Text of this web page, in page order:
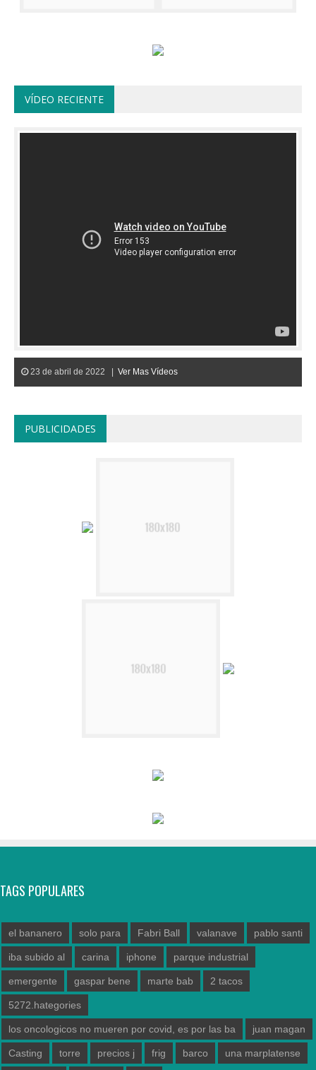
VÍDEO RECIENTE
23 de abril de 2022 | Ver Mas Vídeos
PUBLICIDADES
TAGS POPULARES
el bananero solo para Fabri Ball valanave pablo santi
iba subido al carina iphone parque industrial
emergente gaspar bene marte bab 2 tacos
5272.hategories
los oncologicos no mueren por covid, es por las ba juan magan
Casting torre precios j frig barco una marplatense